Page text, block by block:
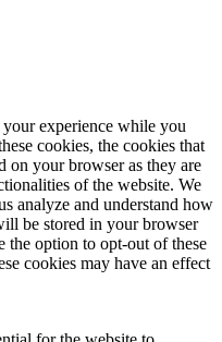
experience while you
cookies, the cookies that
on your browser as they are
of the website. We
analyze and understand how
be stored in your browser
the option to opt-out of these
cookies may have an effect